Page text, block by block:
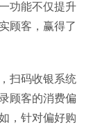
功能不仅提升
顾客，赢得了
扫码收银系统
顾客的消费偏
，针对偏好购